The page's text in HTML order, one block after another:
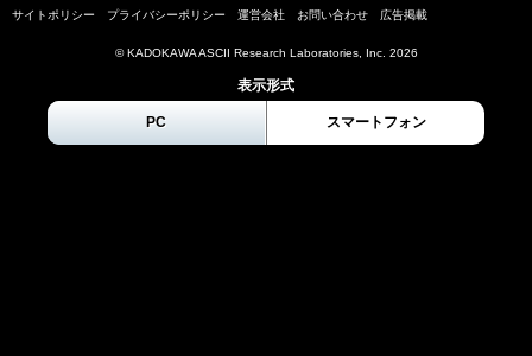
サイトポリシー プライバシーポリシー 運営会社 お問い合わせ 広告掲載
© KADOKAWA ASCII Research Laboratories, Inc. 2026
表示形式
PC スマートフォン